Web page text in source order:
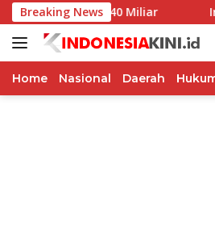
Langsung
ke
konten
Breaking News
Rp40 Miliar Indosat
Home Nasional Daerah